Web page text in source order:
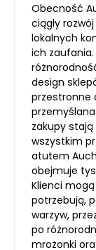
Obecność
ciągły
lokalnych
ich
design
przestronne
zakupy stają
wszystkim
atutem
obejmuje
Klienci
potrzebują,
warzyw,
po
mrożonki